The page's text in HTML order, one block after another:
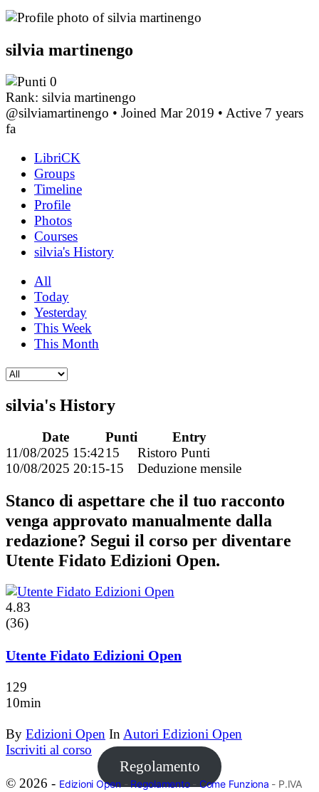
silvia martinengo
0
Rank: silvia martinengo
@silviamartinengo • Joined Mar 2019 • Active 7 years
fa
LibriCK
Groups
Timeline
Profile
Photos
Courses
silvia's History
All
Today
Yesterday
This Week
This Month
silvia's History
Date Punti
Entry
11/08/2025 15:4215
Ristoro Punti
10/08/2025 20:15-15 Deduzione mensile
Stanco di aspettare che il tuo racconto
venga approvato manualmente dalla
redazione? Segui il corso per diventare
Utente Fidato Edizioni Open.
4.83
(36)
Utente Fidato Edizioni Open
129
10min
By Edizioni Open InAutori Edizioni Open
Iscriviti al corso
Regolamento
© 2026 - Edizioni Open-Regolamento-Come Funziona - P.IVA